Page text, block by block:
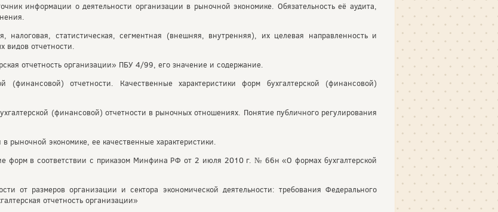
информации о деятельности организации в рыночной экономике. Обязательность её аудита,
налоговая, статистическая, сегментная (внешняя, внутренняя), их целевая направленность и
видов отчетности.
отчетность организации» ПБУ 4/99, его значение и содержание.
(финансовой) отчетности. Качественные характеристики форм бухгалтерской (финансовой)
(финансовой) отчетности в рыночных отношениях. Понятие публичного регулирования
рыночной экономике, ее качественные характеристики.
форм в соответствии с приказом Минфина РФ от 2 июля 2010 г. № 66н «О формах бухгалтерской
от размеров организации и сектора экономической деятельности: требования Федерального
отчетность организации»